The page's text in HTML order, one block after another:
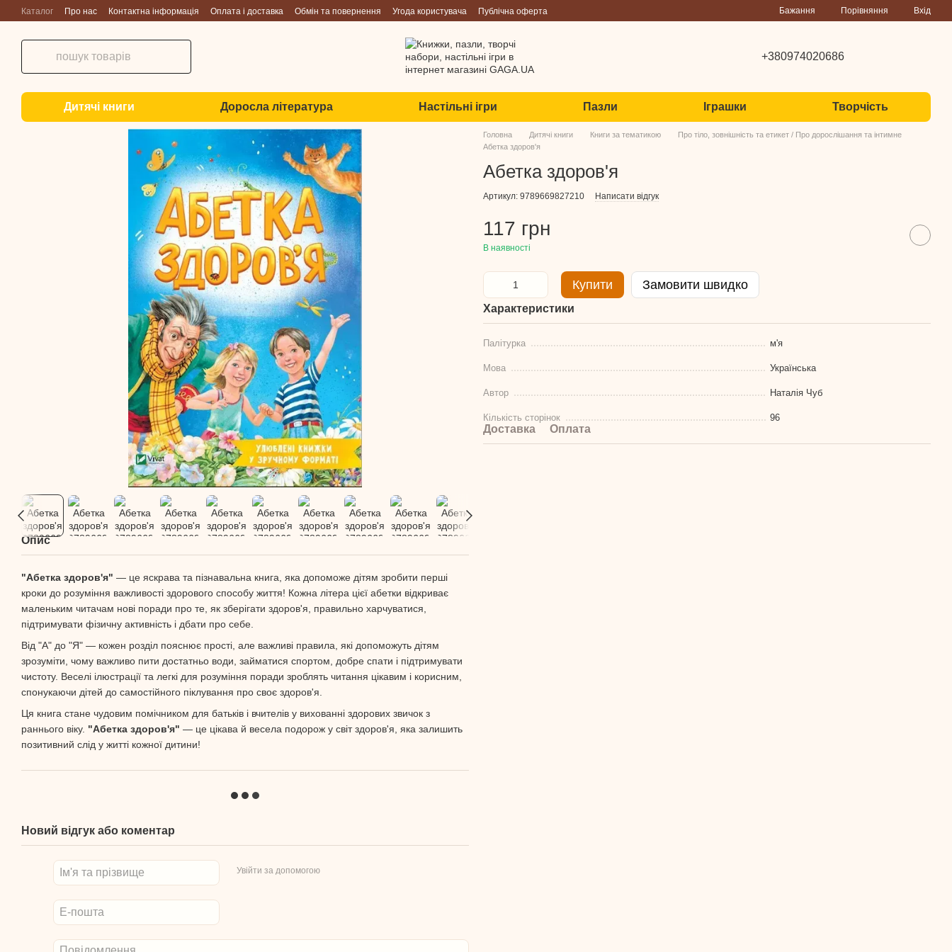
Перейти до основного контенту
Каталог Про нас Контактна інформація Оплата і доставка Обмін та повернення Угода користувача Публічна оферта Бажання Порівняння Вхід
+380974020686
Дитячі книги Доросла література Настільні ігри Пазли Іграшки Творчість
Опис
"Абетка здоров'я" — це яскрава та пізнавальна книга, яка допоможе дітям зробити перші
кроки до розуміння важливості здорового способу життя! Кожна літера цієї абетки відкриває
маленьким читачам нові поради про те, як зберігати здоров'я, правильно харчуватися,
підтримувати фізичну активність і дбати про себе.
Від "А" до "Я" — кожен розділ пояснює прості, але важливі правила, які допоможуть дітям
зрозуміти, чому важливо пити достатньо води, займатися спортом, добре спати і підтримувати
чистоту. Веселі ілюстрації та легкі для розуміння поради зроблять читання цікавим і корисним,
спонукаючи дітей до самостійного піклування про своє здоров'я.
Ця книга стане чудовим помічником для батьків і вчителів у вихованні здорових звичок з
раннього віку. "Абетка здоров'я" — це цікава й весела подорож у світ здоров'я, яка залишить
позитивний слід у житті кожної дитини!
Новий відгук або коментар
Увійти за допомогою
Головна Дитячі книги Книги за тематикою
Про тіло, зовнішність та етикет / Про дорослішання та інтимне
Абетка здоров'я
Абетка здоров'я
Артикул: 9789669827210 Написати відгук
117 грн
В наявності
Купити Замовити швидко
Характеристики
Палітурка м'я
Мова Українська
Автор Наталія Чуб
Кількість сторінок 96
Доставка Оплата